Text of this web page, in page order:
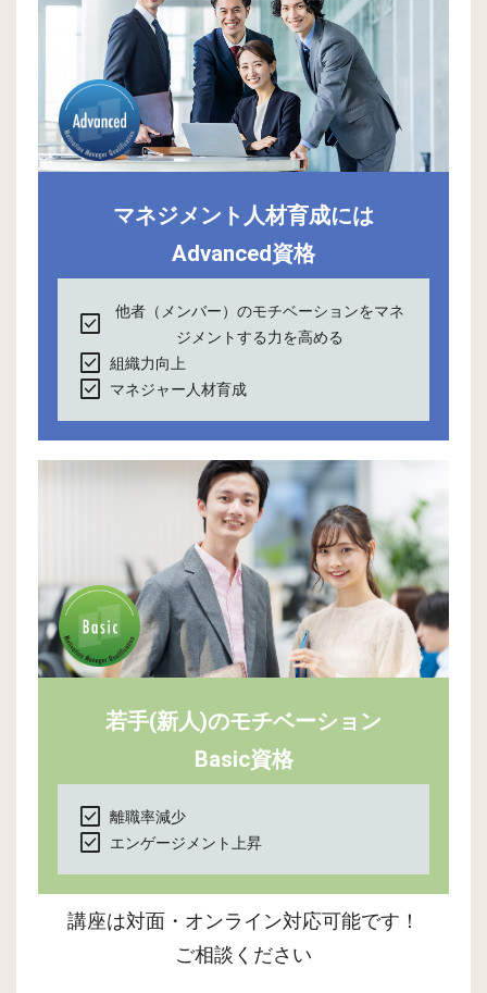
マネジメント人材育成には
Advanced資格
check_box
他者（メンバー）のモチベーションをマネ
ジメントする力を高める
check_box 組織力向上
check_box マネジャー人材育成
若手(新人)のモチベーション
Basic資格
check_box 離職率減少
check_box エンゲージメント上昇
講座は対面・オンライン対応可能です！
ご相談ください